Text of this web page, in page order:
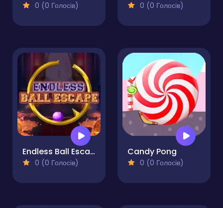
0 (0 Голосів) 0 (0 Голосів)
Endless Ball Escape
0 (0 Голосів)
Candy Pong
0 (0 Голосів)